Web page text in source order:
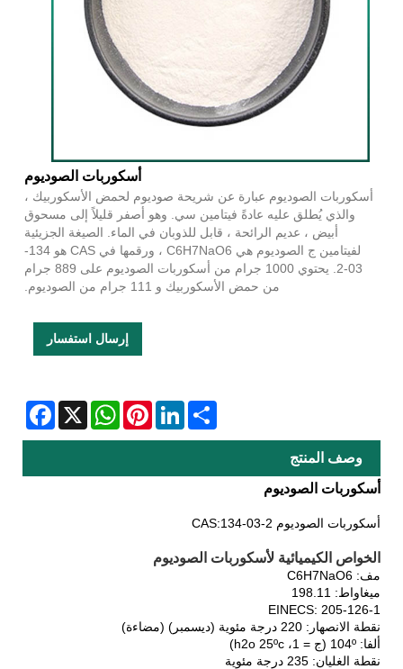
أسكوربات الصوديوم
أسكوربات الصوديوم عبارة عن شريحة صوديوم لحمض الأسكوربيك ،
والذي يُطلق عليه عادةً فيتامين سي. وهو أصفر قليلاً إلى مسحوق
أبيض ، عديم الرائحة ، قابل للذوبان في الماء. الصيغة الجزيئية
لفيتامين ج الصوديوم هي C6H7NaO6 ، ورقمها في CAS هو 134-
03-2. يحتوي 1000 جرام من أسكوربات الصوديوم على 889 جرام
من حمض الأسكوربيك و 111 جرام من الصوديوم.
إرسال استفسار
X
WhatsAppPinterestLinkedInShare
وصف المنتج
أسكوربات الصوديوم
أسكوربات الصوديوم CAS:134-03-2
الخواص الكيميائية لأسكوربات الصوديوم
مف: C6H7NaO6
ميغاواط: 198.11
EINECS: 205-126-1
نقطة الانصهار: 220 درجة مئوية (ديسمبر) (مضاءة)
ألفا: 104º (ج = 1، h2o 25ºc)
نقطة الغليان: 235 درجة مئوية